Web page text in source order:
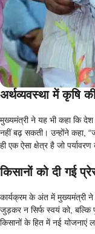
अर्थव्यवस्था में कृषि
मुख्यमंत्री ने यह भी कहा कि
नहीं बढ़ सकती। उन्होंने कहा,
ही एक ऐसा क्षेत्र है जो
किसानों को दी गई
कार्यक्रम के अंत में मुख्यमंत्री ने
जुड़कर न सिर्फ स्वयं को, बल्कि
किसानों के हित में नई योजनाएं